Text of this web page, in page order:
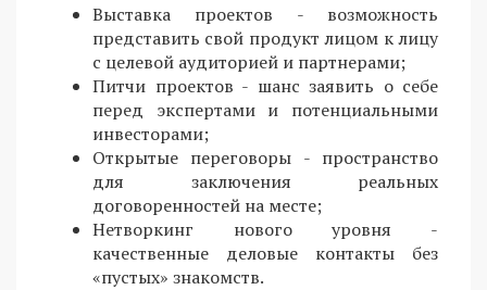
Выставка проектов - возможность
представить свой продукт лицом к лицу
с целевой аудиторией и партнерами;
Питчи проектов - шанс заявить о себе
перед экспертами и потенциальными
инвесторами;
Открытые переговоры - пространство
для заключения реальных
договоренностей на месте;
Нетворкинг нового уровня -
качественные деловые контакты без
«пустых» знакомств.